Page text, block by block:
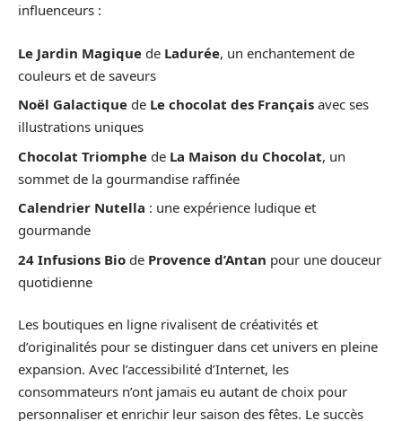
influenceurs :
Le Jardin Magique de Ladurée, un enchantement de
couleurs et de saveurs
Noël Galactique de Le chocolat des Français avec ses
illustrations uniques
Chocolat Triomphe de La Maison du Chocolat, un
sommet de la gourmandise raffinée
Calendrier Nutella : une expérience ludique et
gourmande
24 Infusions Bio de Provence d’Antan pour une douceur
quotidienne
Les boutiques en ligne rivalisent de créativités et
d’originalités pour se distinguer dans cet univers en pleine
expansion. Avec l’accessibilité d’Internet, les
consommateurs n’ont jamais eu autant de choix pour
personnaliser et enrichir leur saison des fêtes. Le succès